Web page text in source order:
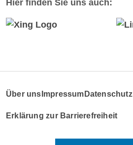
Hier finden Sie uns auch:
Über uns Impressum Datenschutz
Erklärung zur Barrierefreiheit